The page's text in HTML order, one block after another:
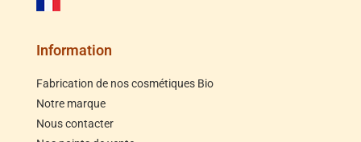
Information
Fabrication de nos cosmétiques Bio
Notre marque
Nous contacter